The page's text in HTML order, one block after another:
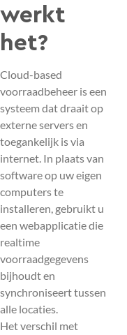
werkt
het?
Cloud-based
voorraadbeheer is een
systeem dat draait op
externe servers en
toegankelijk is via
internet. In plaats van
software op uw eigen
computers te
installeren, gebruikt u
een webapplicatie die
realtime
voorraadgegevens
bijhoudt en
synchroniseert tussen
alle locaties.
Het verschil met